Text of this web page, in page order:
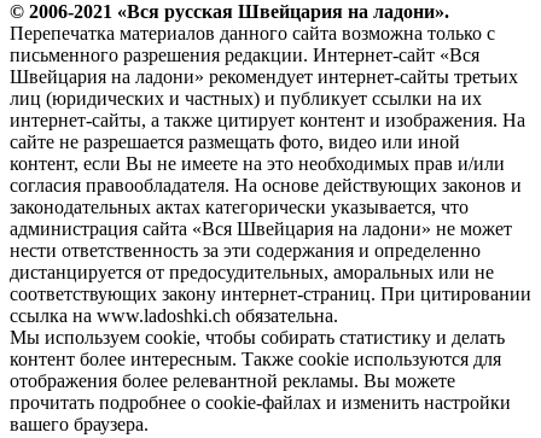
© 2006-2021 «Вся русская Швейцария на ладони».
Перепечатка материалов данного сайта возможна только с
письменного разрешения редакции. Интернет-сайт «Вся
Швейцария на ладони» рекомендует интернет-сайты третьих
лиц (юридических и частных) и публикует ссылки на их
интернет-сайты, а также цитирует контент и изображения. На
сайте не разрешается размещать фото, видео или иной
контент, если Вы не имеете на это необходимых прав и/или
согласия правообладателя. На основе действующих законов и
законодательных актах категорически указывается, что
администрация сайта «Вся Швейцария на ладони» не может
нести ответственность за эти содержания и определенно
дистанцируется от предосудительных, аморальных или не
соответствующих закону интернет-страниц. При цитировании
ссылка на www.ladoshki.ch обязательна.
Мы используем cookie, чтобы собирать статистику и делать
контент более интересным. Также cookie используются для
отображения более релевантной рекламы. Вы можете
прочитать подробнее о cookie-файлах и изменить настройки
вашего браузера.